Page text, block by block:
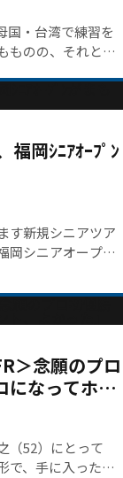
国・台湾で練習を
ものの、それと引
じ痛のケアを最
福岡ｼﾆｱｵｰﾌﾟﾝ
す新規シニアツア
岡シニアオープン
日間行われる。大
で争われる。ス
」を掲げ、ジュニ
大会で支援す
０１２年よりLPGA
コースで、シニア
会特集ページ
せは こちら＞＞
＞念願のプロ
になってホン
（52）にとって
で、手に入った。